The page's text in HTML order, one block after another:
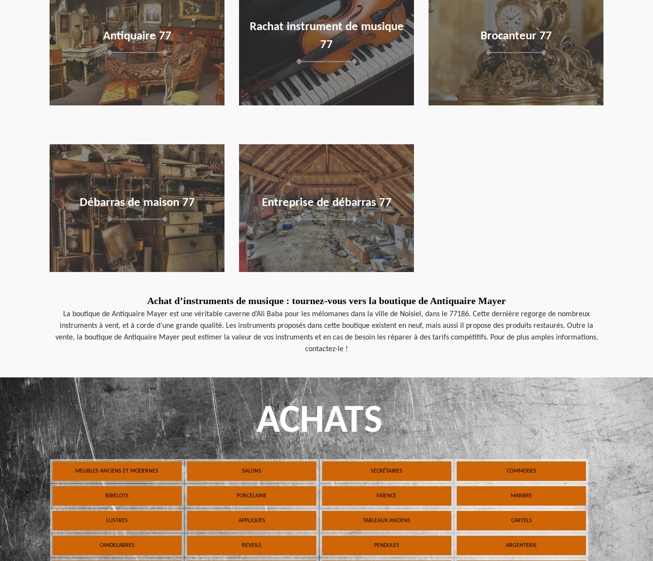
Antiquaire 77
Rachat instrument de musique
77
Brocanteur 77
Débarras de maison 77
en savoir plus
Entreprise de débarras 77
en savoir plus
Achat d’instruments de musique : tournez-vous vers la boutique de Antiquaire Mayer
La boutique de Antiquaire Mayer est une véritable caverne d’Ali Baba pour les mélomanes dans la ville de Noisiel, dans le 77186. Cette dernière regorge de nombreux
instruments à vent, et à corde d’une grande qualité. Les instruments proposés dans cette boutique existent en neuf, mais aussi il propose des produits restaurés. Outre la
vente, la boutique de Antiquaire Mayer peut estimer la valeur de vos instruments et en cas de besoin les réparer à des tarifs compétitifs. Pour de plus amples informations,
contactez-le !
ACHATS
MEUBLES ANCIENS ET MODERNES SALONS SECRÉTAIRES COMMODES
BIBELOTS PORCELAINE FAÏENCE MARBRE
LUSTRES APPLIQUES TABLEAUX ANCIENS CARTELS
CANDELABRES REVEILS PENDULES ARGENTERIE